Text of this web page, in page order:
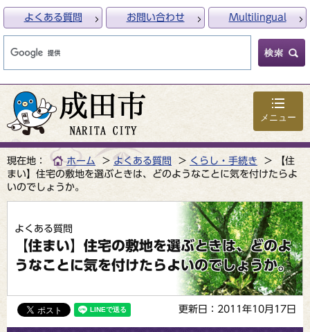
メニュー
よくある質問 お問い合わせ Multilingual
現在地： ホーム よくある質問 くらし・手続き
【住
まい】住宅の敷地を選ぶときは、どのようなことに気を付けたらよ
いのでしょうか。
よくある質問
【住まい】住宅の敷地を選ぶときは、どのよ
うなことに気を付けたらよいのでしょうか。
更新日：2011年10月17日